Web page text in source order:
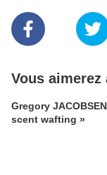
Vous aimerez
Gregory
scent wafting »